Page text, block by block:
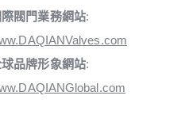
際閥門業務網站:
品牌形象網站: